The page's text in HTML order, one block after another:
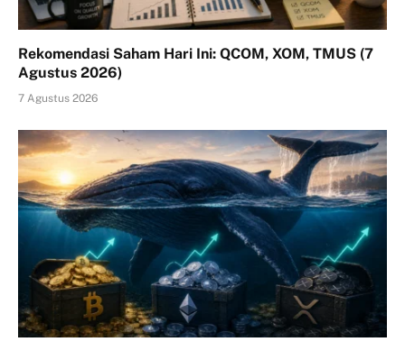
Rekomendasi Saham Hari Ini: QCOM, XOM, TMUS (7
Agustus 2026)
7 Agustus 2026